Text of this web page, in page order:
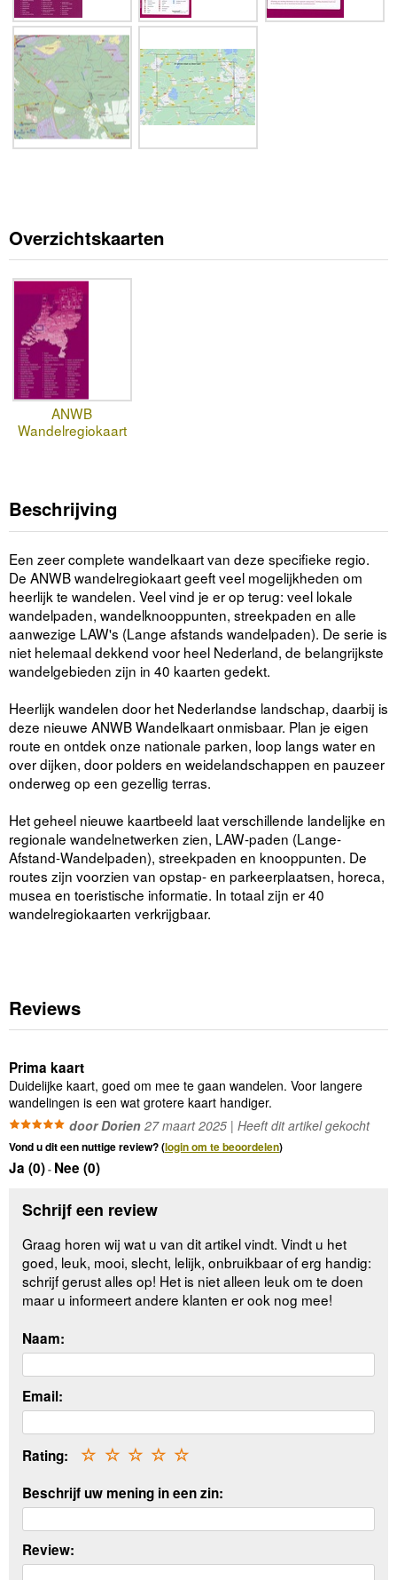
Overzichtskaarten
ANWB
Wandelregiokaart
Beschrijving
Een zeer complete wandelkaart van deze specifieke regio.
De ANWB wandelregiokaart geeft veel mogelijkheden om
heerlijk te wandelen. Veel vind je er op terug: veel lokale
wandelpaden, wandelknooppunten, streekpaden en alle
aanwezige LAW's (Lange afstands wandelpaden). De serie is
niet helemaal dekkend voor heel Nederland, de belangrijkste
wandelgebieden zijn in 40 kaarten gedekt.
Heerlijk wandelen door het Nederlandse landschap, daarbij is
deze nieuwe ANWB Wandelkaart onmisbaar. Plan je eigen
route en ontdek onze nationale parken, loop langs water en
over dijken, door polders en weidelandschappen en pauzeer
onderweg op een gezellig terras.
Het geheel nieuwe kaartbeeld laat verschillende landelijke en
regionale wandelnetwerken zien, LAW-paden (Lange-
Afstand-Wandelpaden), streekpaden en knooppunten. De
routes zijn voorzien van opstap- en parkeerplaatsen, horeca,
musea en toeristische informatie. In totaal zijn er 40
wandelregiokaarten verkrijgbaar.
Reviews
Prima kaart
Duidelijke kaart, goed om mee te gaan wandelen. Voor langere
wandelingen is een wat grotere kaart handiger.
door Dorien 27 maart 2025 | Heeft dit artikel gekocht
Vond u dit een nuttige review? (login om te beoordelen)
Ja (0)- Nee (0)
Schrijf een review
Graag horen wij wat u van dit artikel vindt. Vindt u het
goed, leuk, mooi, slecht, lelijk, onbruikbaar of erg handig:
schrijf gerust alles op! Het is niet alleen leuk om te doen
maar u informeert andere klanten er ook nog mee!
Naam:
Email:
Rating: ☆
☆
☆
☆
☆
Beschrijf uw mening in een zin:
Review: